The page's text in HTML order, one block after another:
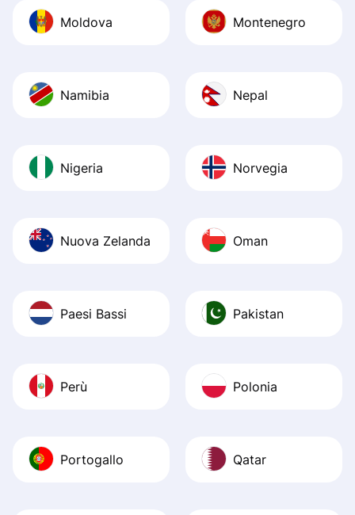
Moldova Montenegro
Namibia Nepal
Nigeria Norvegia
Nuova Zelanda Oman
Paesi Bassi Pakistan
Perù Polonia
Portogallo Qatar